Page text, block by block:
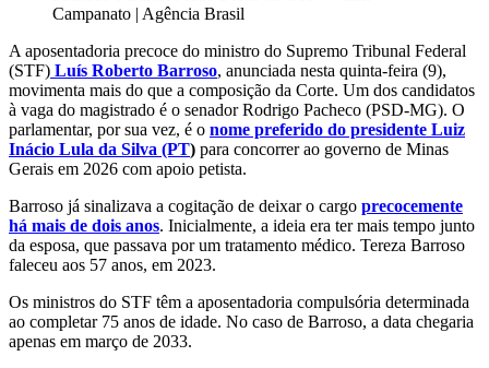
Campanato | Agência Brasil
A aposentadoria precoce do ministro do Supremo Tribunal Federal
(STF) Luís Roberto Barroso, anunciada nesta quinta-feira (9),
movimenta mais do que a composição da Corte. Um dos candidatos
à vaga do magistrado é o senador Rodrigo Pacheco (PSD-MG). O
parlamentar, por sua vez, é o nome preferido do presidente Luiz
Inácio Lula da Silva (PT) para concorrer ao governo de Minas
Gerais em 2026 com apoio petista.
Barroso já sinalizava a cogitação de deixar o cargo precocemente
há mais de dois anos. Inicialmente, a ideia era ter mais tempo junto
da esposa, que passava por um tratamento médico. Tereza Barroso
faleceu aos 57 anos, em 2023.
Os ministros do STF têm a aposentadoria compulsória determinada
ao completar 75 anos de idade. No caso de Barroso, a data chegaria
apenas em março de 2033.